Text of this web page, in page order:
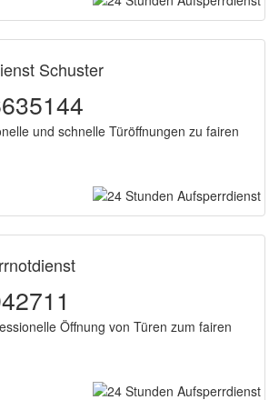
Schuster
und schnelle Türöffnungen zu fairen
Öffnung von Türen zum fairen